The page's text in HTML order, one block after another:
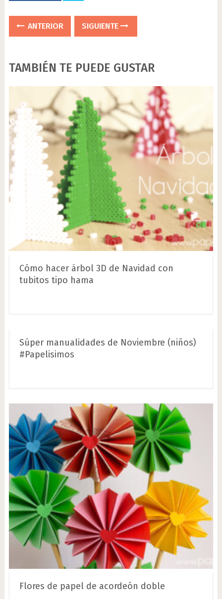
ANTERIOR SIGUIENTE
TAMBIÉN TE PUEDE GUSTAR
Cómo hacer árbol 3D de Navidad con
tubitos tipo hama
Súper manualidades de Noviembre (niños)
#Papelisimos
Flores de papel de acordeón doble